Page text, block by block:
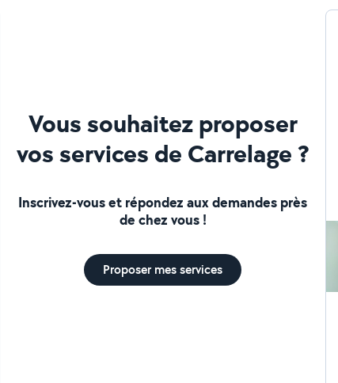
Vous souhaitez proposer
vos services de Carrelage ?
Inscrivez-vous et répondez aux demandes près
de chez vous !
Proposer mes services